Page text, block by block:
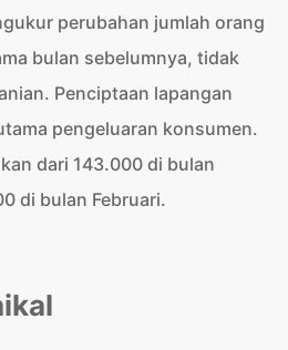
perubahan jumlah orang
bulan sebelumnya, tidak
Penciptaan lapangan
pengeluaran konsumen.
dari 143.000 di bulan
di bulan Februari.